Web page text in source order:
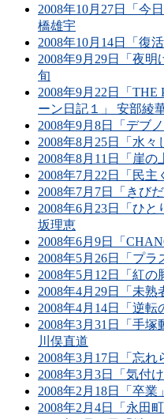
2008年10月27日「今
橋雄宇
2008年10月14日「復
2008年9月29日「夜
旬
2008年9月22日「
ーン日記１」 安部綾
2008年9月8日「デブ
2008年8月25日「水
2008年8月11日「崖
2008年7月22日「民主
2008年7月7日「きび
2008年6月23日「ひ
坂理恵
2008年6月9日「
2008年5月26日「プ
2008年5月12日「紅
2008年4月29日「未熟
2008年4月14日「逆
2008年3月31日「手塚
川俣直道
2008年3月17日「忘
2008年3月3日「気付
2008年2月18日「卒業
2008年2月4日「永田